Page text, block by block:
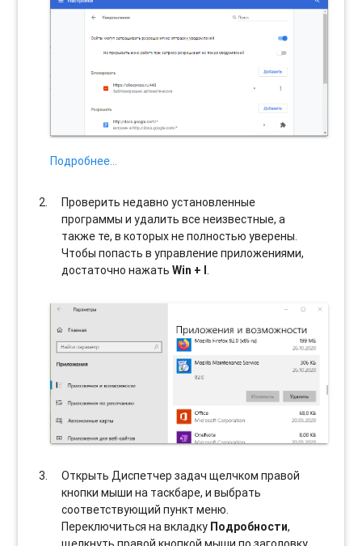
Подробнее…
Проверить недавно установленные
программы и удалить все неизвестные, а
также те, в которых не полностью уверены.
Чтобы попасть в управление приложениями,
достаточно нажатьWin + I.
Открыть Диспетчер задач щелчком правой
кнопки мыши на таскбаре, и выбрать
соотвeтствующий пункт меню.
Переключиться на вкладку Подробности,